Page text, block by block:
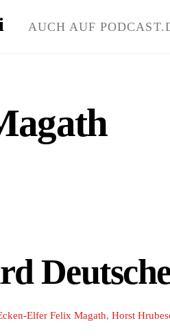
AUCH AUF
Elfer Felix Magath, Horst